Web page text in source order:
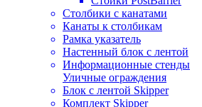
Столбики с канатами
Канаты к столбикам
Рамка указатель
Настенный блок с лентой
Информационные стенды
Уличные ограждения
Блок с лентой Skipper
Комплект Skipper